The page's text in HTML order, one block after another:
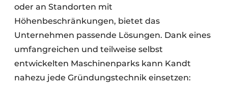
oder an Standorten mit
Höhenbeschränkungen, bietet das
Unternehmen passende Lösungen. Dank eines
umfangreichen und teilweise selbst
entwickelten Maschinenparks kann Kandt
nahezu jede Gründungstechnik einsetzen: